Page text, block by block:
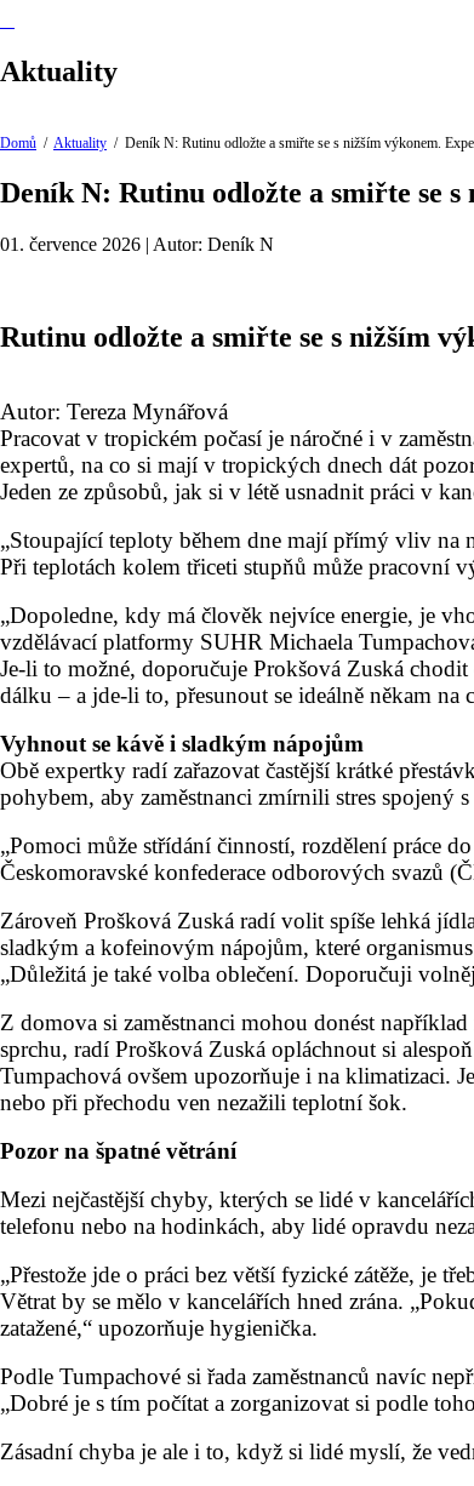
Aktuality
Domů / Aktuality / Deník N: Rutinu odložte a smiřte se s nižším výkonem.
Deník N: Rutinu odložte a smiřte se
01. července 2026 | Autor: Deník N
Rutinu odložte a smiřte se s nižším
Autor: Tereza Mynářová
Pracovat v tropickém počasí je náročné i v
expertů, na co si mají v tropických dnech dát
Jeden ze způsobů, jak si v létě usnadnit práci v
„Stoupající teploty během dne mají přímý vliv
Při teplotách kolem třiceti stupňů může pracovní
„Dopoledne, kdy má člověk nejvíce energie, je
vzdělávací platformy SUHR Michaela
Je-li to možné, doporučuje Prokšová Zuská
dálku – a jde-li to, přesunout se ideálně někam na
Vyhnout se kávě i sladkým nápojům
Obě expertky radí zařazovat častější krátké
pohybem, aby zaměstnanci zmírnili stres spojený
„Pomoci může střídání činností, rozdělení práce
Českomoravské konfederace odborových svazů
Zároveň Prošková Zuská radí volit spíše lehká
sladkým a kofeinovým nápojům, které
„Důležitá je také volba oblečení. Doporučuji
Z domova si zaměstnanci mohou donést
sprchu, radí Prošková Zuská opláchnout si
Tumpachová ovšem upozorňuje i na klimatizaci.
nebo při přechodu ven nezažili teplotní šok.
Pozor na špatné větrání
Mezi nejčastější chyby, kterých se lidé v
telefonu nebo na hodinkách, aby lidé opravdu
„Přestože jde o práci bez větší fyzické zátěže, je
Větrat by se mělo v kancelářích hned zrána.
zatažené,“ upozorňuje hygienička.
Podle Tumpachové si řada zaměstnanců navíc
„Dobré je s tím počítat a zorganizovat si podle
Zásadní chyba je ale i to, když si lidé myslí, že